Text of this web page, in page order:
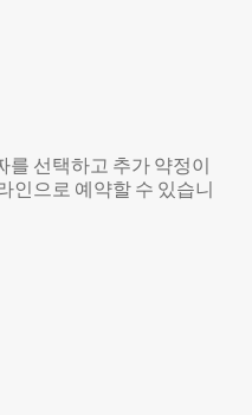
를 선택하고 추가 약정이
인으로 예약할 수 있습니